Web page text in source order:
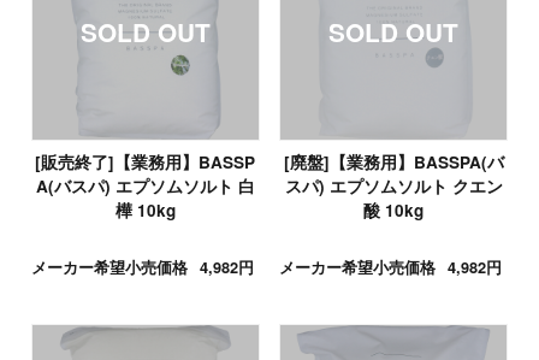
[販売終了]【業務用】BASSP
A(バスパ) エプソムソルト 白
樺 10kg
メーカー希望小売価格 4,982円
[廃盤]【業務用】BASSPA(バ
スパ) エプソムソルト クエン
酸 10kg
メーカー希望小売価格 4,982円